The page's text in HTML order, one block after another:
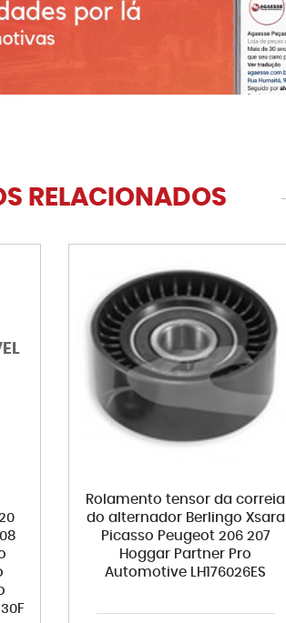
RELACIONADOS
Rolamento tensor da correia
do alternador Berlingo Xsara
Picasso Peugeot 206 207
Hoggar Partner Pro
Automotive LH176026ES